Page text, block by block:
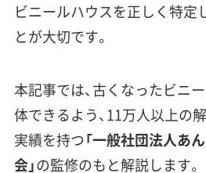
ビニールハウスを正しく特定
とが大切です。
本記事では、古くなったビニ
体できるよう、11万人以上の
実績を持つ「一般社団法人あ
会」の監修のもと解説します。